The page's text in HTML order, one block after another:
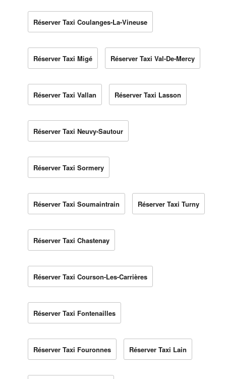
Réserver Taxi Coulanges-La-Vineuse
Réserver Taxi Migé Réserver Taxi Val-De-Mercy
Réserver Taxi Vallan Réserver Taxi Lasson
Réserver Taxi Neuvy-Sautour
Réserver Taxi Sormery
Réserver Taxi Soumaintrain Réserver Taxi Turny
Réserver Taxi Chastenay
Réserver Taxi Courson-Les-Carrières
Réserver Taxi Fontenailles
Réserver Taxi Fouronnes Réserver Taxi Lain